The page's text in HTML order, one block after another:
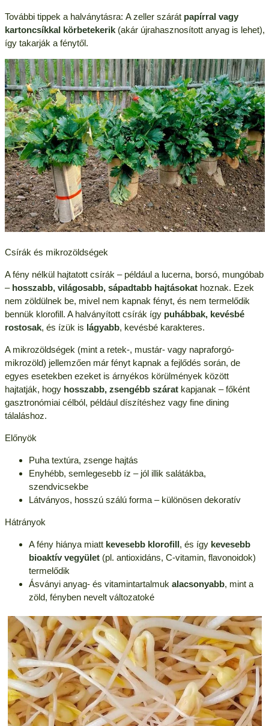
További tippek a halványtásra: A zeller szárát papírral vagy
kartoncsíkkal körbetekerik(akár újrahasznosított anyag is lehet),
így takarják a fénytől.
Csírák és mikrozöldségek
A fény nélkül hajtatott csírák – például a lucerna, borsó, mungóbab
– hosszabb, világosabb, sápadtabb hajtásokathoznak. Ezek
nem zöldülnek be, mivel nem kapnak fényt, és nem termelődik
bennük klorofill. A halványított csírák így puhábbak, kevésbé
rostosak, és ízük is lágyabb, kevésbé karakteres.
A mikrozöldségek (mint a retek-, mustár- vagy napraforgó-
mikrozöld) jellemzően már fényt kapnak a fejlődés során, de
egyes esetekben ezeket is árnyékos körülmények között
hajtatják, hogy hosszabb, zsengébb száratkapjanak – főként
gasztronómiai célból, például díszítéshez vagy fine dining
tálaláshoz.
Előnyök
Puha textúra, zsenge hajtás
Enyhébb, semlegesebb íz – jól illik salátákba,
szendvicsekbe
Látványos, hosszú szálú forma – különösen dekoratív
Hátrányok
A fény hiánya miatt kevesebb klorofill, és így kevesebb
bioaktív vegyület(pl. antioxidáns, C-vitamin, flavonoidok)
termelődik
Ásványi anyag- és vitamintartalmuk alacsonyabb, mint a
zöld, fényben nevelt változatoké